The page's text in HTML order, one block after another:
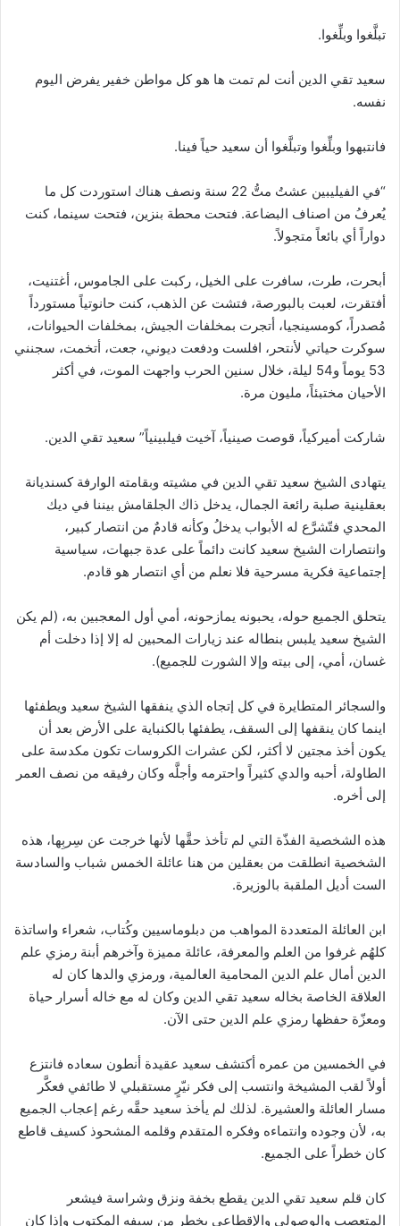
تبلَّغوا وبلِّغوا.
سعيد تقي الدين أنت لم تمت ها هو كل مواطن خفير يفرض اليوم
نفسه.
فانتبهوا وبلِّغوا وتبلَّغوا أن سعيد حياً فينا.
“في الفيليبين عشتُ متُّ 22 سنة ونصف هناك استوردت كل ما
يُعرفُ من اصناف البضاعة. فتحت محطة بنزين، فتحت سينما، كنت
دواراً أي بائعاً متجولاً.
أبحرت، طرت، سافرت على الخيل، ركبت على الجاموس، أغتنيت،
أفتقرت، لعبت بالبورصة، فتشت عن الذهب، كنت حانوتياً مستورداً
مُصدراً، كومسينجيا، أتجرت بمخلفات الجيش، بمخلفات الحيوانات،
سوكرت حياتي لأنتحر، افلست ودفعت ديوني، جعت، أتخمت، سجنني
53 يوماً و54 ليلة، خلال سنين الحرب واجهت الموت، في أكثر
الأحيان مختبئاً، مليون مرة.
شاركت أميركياً، قوصت صينياً، آخيت فيلبينياً” سعيد تقي الدين.
يتهادى الشيخ سعيد تقي الدين في مشيته وبقامته الوارفة كسنديانة
بعقلينية صلبة رائعة الجمال، يدخل ذاك الجلقامش بيننا في ديك
المحدي فتّشرَّع له الأبواب يدخلُ وكأنه قادمٌ من انتصار كبير،
وانتصارات الشيخ سعيد كانت دائماً على عدة جبهات، سياسية
إجتماعية فكرية مسرحية فلا نعلم من أي انتصار هو قادم.
يتحلق الجميع حوله، يحبونه يمازحونه، أمي أول المعجبين به، (لم يكن
الشيخ سعيد يلبس بنطاله عند زيارات المحبين له إلا إذا دخلت أم
غسان، أمي، إلى بيته وإلا الشورت للجميع).
والسجائر المتطايرة في كل إتجاه الذي ينفقها الشيخ سعيد ويطفئها
اينما كان ينقفها إلى السقف، يطفئها بالكنباية على الأرض بعد أن
يكون أخذ مجتين لا أكثر، لكن عشرات الكروسات تكون مكدسة على
الطاولة، أحبه والدي كثيراً واحترمه وأجلَّه وكان رفيقه من نصف العمر
إلى أخره.
هذه الشخصية الفذّة التي لم تأخذ حقَّها لأنها خرجت عن سِربِها، هذه
الشخصية انطلقت من بعقلين من هنا عائلة الخمس شباب والسادسة
الست أديل الملقبة بالوزيرة.
ابن العائلة المتعددة المواهب من دبلوماسيين وكُتاب، شعراء واساتذة
كلهُم غرفوا من العلم والمعرفة، عائلة مميزة وآخرهم أبنة رمزي علم
الدين أمال علم الدين المحامية العالمية، ورمزي والدها كان له
العلاقة الخاصة بخاله سعيد تقي الدين وكان له مع خاله أسرار حياة
ومعزّة حفظها رمزي علم الدين حتى الآن.
في الخمسين من عمره أكتشف سعيد عقيدة أنطون سعاده فانتزع
أولاً لقب المشيخة وانتسب إلى فكر نيّرٍ مستقبلي لا طائفي فعكَّر
مسار العائلة والعشيرة. لذلك لم يأخذ سعيد حقَّه رغم إعجاب الجميع
به، لأن وجوده وانتماءه وفكره المتقدم وقلمه المشحوذ كسيف قاطع
كان خطراً على الجميع.
كان قلم سعيد تقي الدين يقطع بخفة ونزق وشراسة فيشعر
المتعصب والوصولي والإقطاعي بخطرٍ من سيفه المكتوب وإذا كان